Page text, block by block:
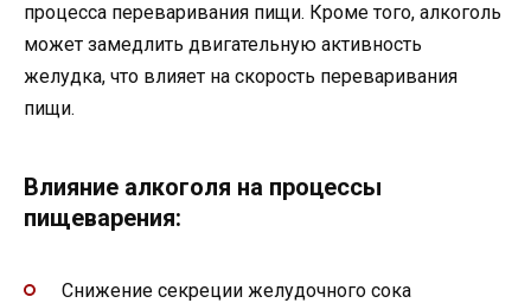
процесса переваривания пищи. Кроме того, алкоголь
может замедлить двигательную активность
желудка, что влияет на скорость переваривания
пищи.
Влияние алкоголя на процессы
пищеварения:
Снижение секреции желудочного сока